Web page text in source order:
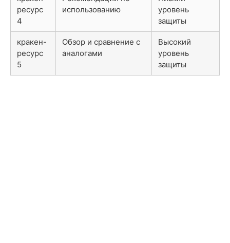
ресурс
4
использованию
уровень
защиты
кракен-
ресурс
5
Обзор и сравнение с
аналогами
Высокий
уровень
защиты